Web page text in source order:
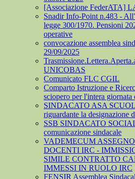
[Associazione FederATA]
Snadir Info-Point n.483 -
legge 300/1970. Pensioni
operative
convocazione assemblea
29/09/2025
UNICOBAS
Comunicato FLC CGIL
Comparto Istruzione e
sciopero per l'intera giornata
SINDACATO ASA
riguardante la designazione
SSB SINDACATO
comunicazione sindacale
VADEMECUM
DOCENTI IRC -
SIMILE CONTRATTO
IMMESSI IN RUOLO IRC
FENSIR Assemblea